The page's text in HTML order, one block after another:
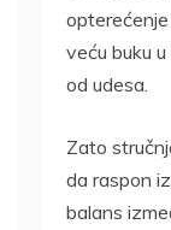
veću buku
od udesa.
Zato
da raspon
balans